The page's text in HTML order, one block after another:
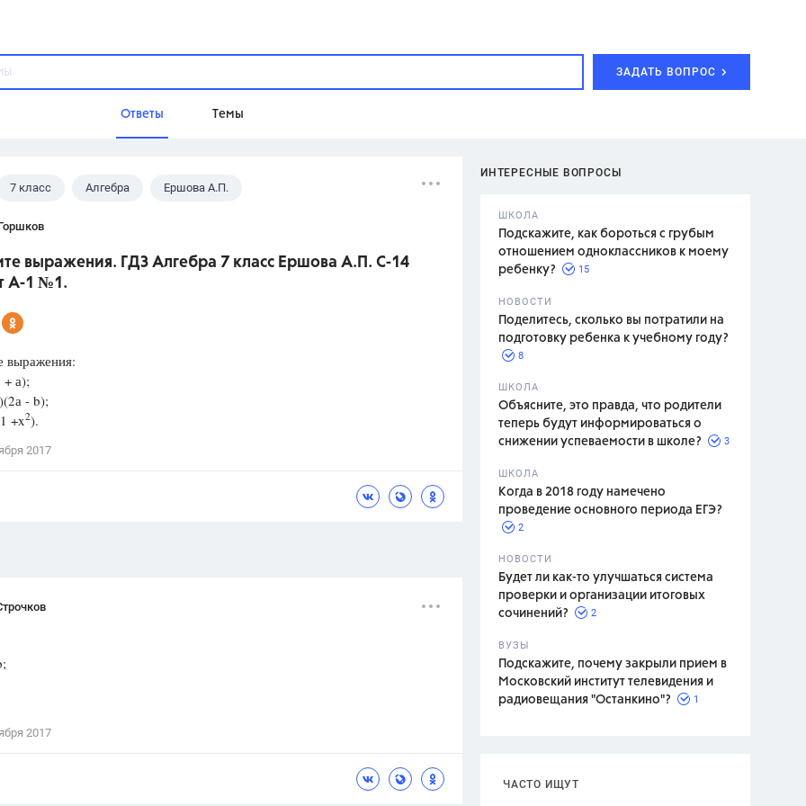
ЗАДАТЬ ВОПРОС
Ответы Темы
Домашнее задание
Красота, Воспитание
ИНТЕРЕСНЫЕ ВОПРОСЫ
ШКОЛА
Подскажите, как бороться с грубым
отношением одноклассников к моему
ребенку?
15
НОВОСТИ
Поделитесь, сколько вы потратили на
подготовку ребенка к учебному году?
8
ШКОЛА
Объясните, это правда, что родители
теперь будут информироваться о
снижении успеваемости в школе?
3
ШКОЛА
Когда в 2018 году намечено
проведение основного периода ЕГЭ?
2
НОВОСТИ
Будет ли как-то улучшаться система
проверки и организации итоговых
сочинений?
2
ВУЗЫ
Подскажите, почему закрыли прием в
Московский институт телевидения и
радиовещания "Останкино"?
1
ЧАСТО ИЩУТ
7 класс Алгебра Ершова А.П.
выражения. ГДЗ Алгебра 7 класс Ершова А.П. С-14
А-1 №1.
выражения:
+ а);
- b);
+x2).
2017
2017